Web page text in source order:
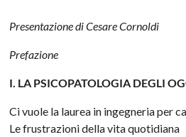
Presentazione di Cesare Cornoldi
Prefazione
I. LA PSICOPATOLOGIA DEGLI
Ci vuole la laurea in ingegneria per
Le frustrazioni della vita quotidiana